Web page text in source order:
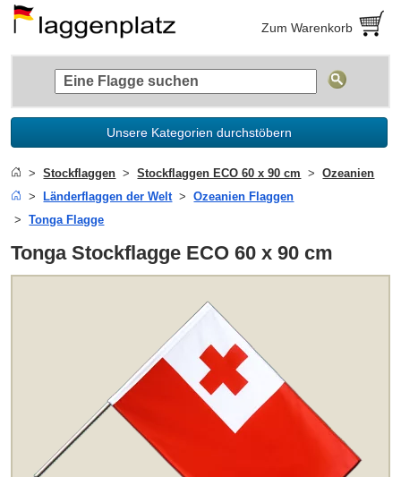
Zum Warenkorb
Unsere Kategorien durchstöbern
Stockflaggen Stockflaggen ECO 60 x 90 cm
Ozeanien
Länderflaggen der Welt
Ozeanien Flaggen
Tonga Flagge
Tonga Stockflagge ECO 60 x 90 cm